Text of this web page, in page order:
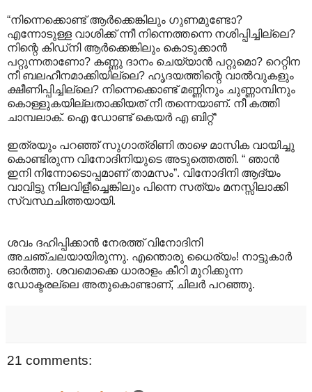
“നിന്നെക്കൊണ്ട് ആര്‍ക്കെങ്കിലും ഗുണമുണ്ടോ?
എന്നോടുള്ള വാശിക്ക് ന്നീ നിന്നെത്തന്നെ നശിപ്പിച്ചില്ലെ?
നിന്റെ കിഡ്നി ആര്‍ക്കെങ്കിലും കൊടുക്കാന്‍
പറ്റുന്നതാണോ? കണ്ണു ദാനം ചെയ്യാന്‍ പറ്റുമൊ? റെറ്റിന
നീ ബലഹീനമാക്കിയില്ലെ? ഹൃദയത്തിന്റെ വാല്‍വുകളും
ക്ഷീണിപ്പിച്ചില്ലെ? നിന്നെക്കൊണ്ട് മണ്ണിനും ചുണ്ണാമ്പിനും
കൊള്ളുകയില്ലതാക്കിയത് നീ തന്നെയാണ്. നീ കത്തി
ചാമ്പലാക്. ഐ ഡോണ്ട് കെയര്‍ എ ബിറ്റ്“
ഇത്രയും പറഞ്ഞ് സുഗാത്രിണി താഴെ മാസിക വായിച്ചു
കൊണ്ടിരുന്ന വിനോദിനിയുടെ അടുത്തെത്തി. “ ഞാന്‍
ഇനി നിന്നോടൊപ്പമാണ് താമസം”. വിനോദിനി ആദ്യം
വാവിട്ടു നിലവിളീച്ചെങ്കിലും പിന്നെ സത്യം മനസ്സിലാക്കി
സ്വസ്ഥചിത്തയായി.
ശവം ദഹിപ്പിക്കാന്‍ നേരത്ത് വിനോദിനി
അചഞ്ചലയായിരുന്നു. എന്തൊരു ധൈര്യം! നാട്ടുകാര്‍
ഓര്‍ത്തു. ശവമൊക്കെ ധാരാളം കീറി മുറിക്കുന്ന
ഡോക്ടരല്ലെ അതുകൊണ്ടാണ്, ചിലര്‍ പറഞ്ഞു.
21 comments: